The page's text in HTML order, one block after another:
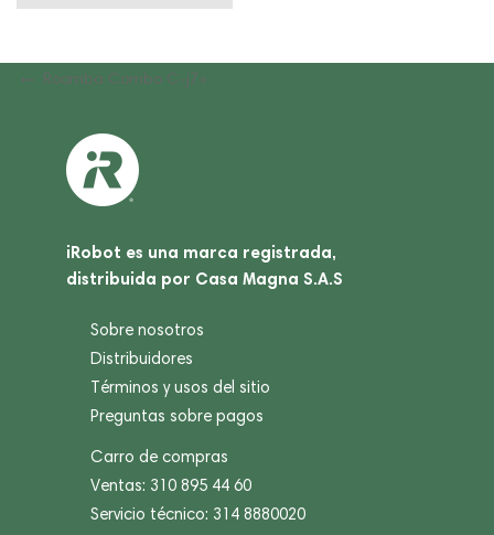
Navegación
entradas
Previous
Roomba Combo C-j7+
iRobot es una marca registrada,
distribuida por Casa Magna S.A.S
Sobre nosotros
Distribuidores
Términos y usos del sitio
Preguntas sobre pagos
Carro de compras
Ventas: 310 895 44 60
Servicio técnico: 314 8880020